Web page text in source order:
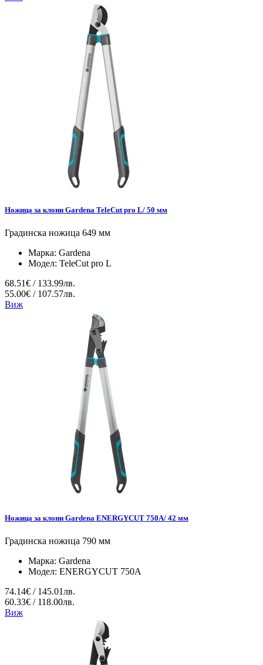
Ножица за клони Gardena TeleCut pro L/ 50 мм
Градинска ножица 649 мм
Марка: Gardena
Модел: TeleCut pro L
68.51€ / 133.99лв.
55.00€ / 107.57лв.
Виж
Ножица за клони Gardena ENERGYCUT 750A/ 42 мм
Градинска ножица 790 мм
Марка: Gardena
Модел: ENERGYCUT 750A
74.14€ / 145.01лв.
60.33€ / 118.00лв.
Виж